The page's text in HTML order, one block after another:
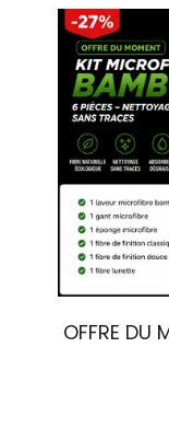
OFFRE